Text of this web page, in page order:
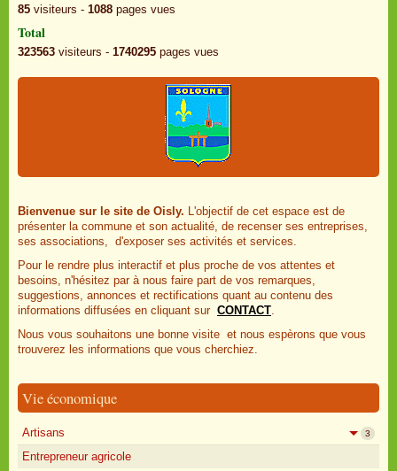
85 visiteurs - 1088 pages vues
Total
323563 visiteurs - 1740295 pages vues
Bienvenue sur le site de Oisly. L'objectif de cet espace est de
présenter la commune et son actualité, de recenser ses entreprises,
ses associations, d'exposer ses activités et services.
Pour le rendre plus interactif et plus proche de vos attentes et
besoins, n'hésitez par à nous faire part de vos remarques,
suggestions, annonces et rectifications quant au contenu des
informations diffusées en cliquant sur CONTACT.
Nous vous souhaitons une bonne visite et nous espèrons que vous
trouverez les informations que vous cherchiez.
Vie économique
Artisans 3
Entrepreneur agricole